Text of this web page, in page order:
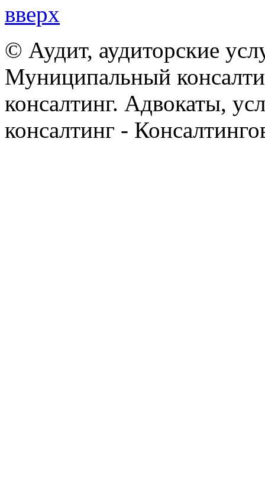
вверх
© Аудит, аудиторские
Муниципальный
консалтинг. Адвокаты,
консалтинг -